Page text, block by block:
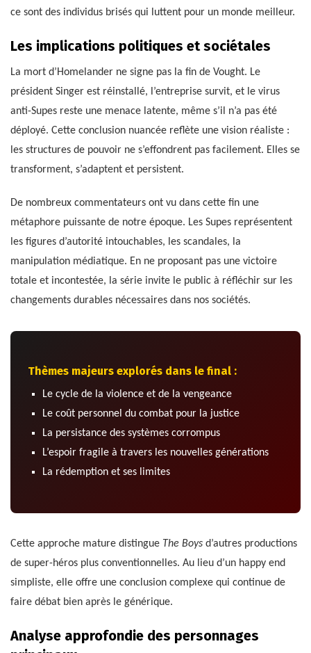
ce sont des individus brisés qui luttent pour un monde meilleur.
Les implications politiques et sociétales
La mort d’Homelander ne signe pas la fin de Vought. Le
président Singer est réinstallé, l’entreprise survit, et le virus
anti-Supes reste une menace latente, même s’il n’a pas été
déployé. Cette conclusion nuancée reflète une vision réaliste :
les structures de pouvoir ne s’effondrent pas facilement. Elles se
transforment, s’adaptent et persistent.
De nombreux commentateurs ont vu dans cette fin une
métaphore puissante de notre époque. Les Supes représentent
les figures d’autorité intouchables, les scandales, la
manipulation médiatique. En ne proposant pas une victoire
totale et incontestée, la série invite le public à réfléchir sur les
changements durables nécessaires dans nos sociétés.
Thèmes majeurs explorés dans le final :
Le cycle de la violence et de la vengeance
Le coût personnel du combat pour la justice
La persistance des systèmes corrompus
L’espoir fragile à travers les nouvelles générations
La rédemption et ses limites
Cette approche mature distingue The Boys d’autres productions
de super-héros plus conventionnelles. Au lieu d’un happy end
simpliste, elle offre une conclusion complexe qui continue de
faire débat bien après le générique.
Analyse approfondie des personnages